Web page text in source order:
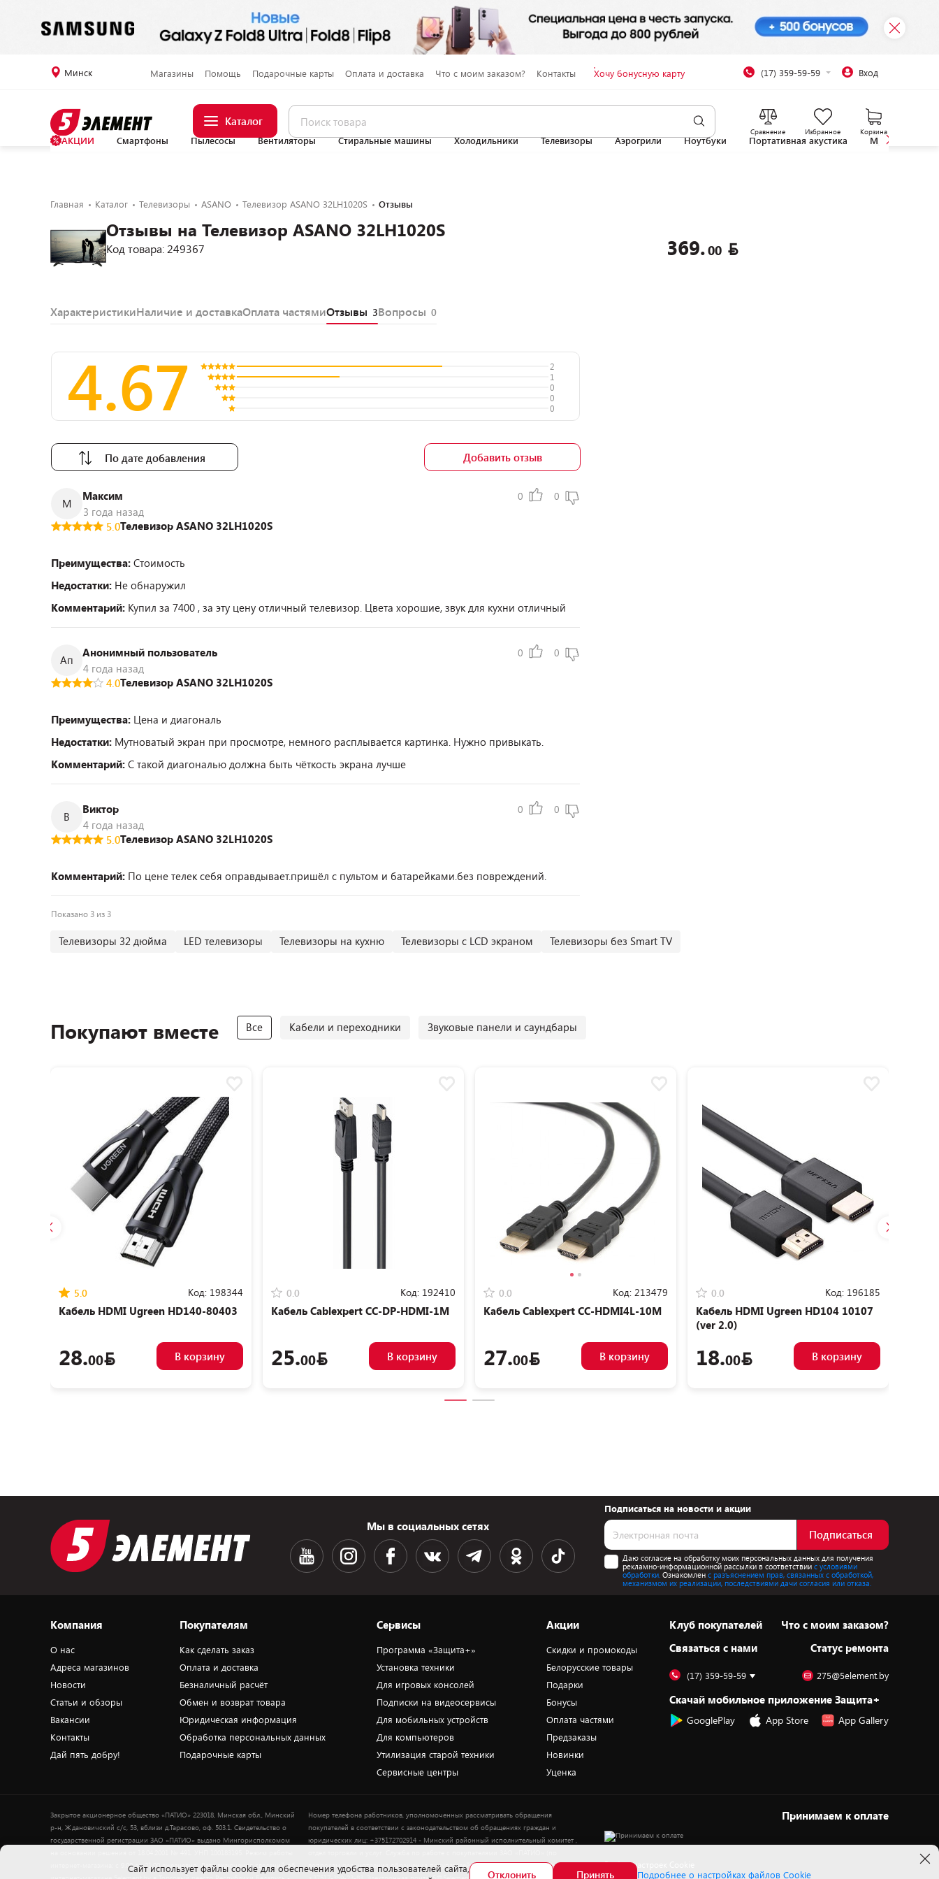
Минск Магазины Помощь Подарочные карты Оплата и доставка Что с моим заказом? Контакты Хочу бонусную карту (17) 359-59-59 Вход
Каталог
Сравнение Избранное Корзина
АКЦИИ Смартфоны Пылесосы Вентиляторы Стиральные машины Холодильники Телевизоры Аэрогрили Ноутбуки Портативная акустика
Главная Каталог Телевизоры ASANO Телевизор ASANO 32LH1020S Отзывы
Отзывы на Телевизор ASANO 32LH1020S
Код товара: 249367 369.00
ХарактеристикиНаличие и доставкаОплата частямиОтзывы 3Вопросы 0
4.67
2
1
0
0
0
По дате добавления Добавить отзыв
М
Максим
3 года назад
0 0
5.0Телевизор ASANO 32LH1020S
Преимущества: Стоимость
Недостатки: Не обнаружил
Комментарий: Купил за 7400 , за эту цену отличный телевизор. Цвета хорошие, звук для кухни отличный
Ап
Анонимный пользователь
4 года назад
0 0
4.0Телевизор ASANO 32LH1020S
Преимущества: Цена и диагональ
Недостатки: Мутноватый экран при просмотре, немного расплывается картинка. Нужно привыкать.
Комментарий: С такой диагональю должна быть чёткость экрана лучше
В
Виктор
4 года назад
0 0
5.0Телевизор ASANO 32LH1020S
Комментарий: По цене телек себя оправдывает.пришёл с пультом и батарейками.без повреждений.
Показано 3 из 3
Телевизоры 32 дюйма LED телевизоры Телевизоры на кухню Телевизоры с LCD экраном Телевизоры без Smart TV
Покупают вместе Все Кабели и переходники Звуковые панели и саундбары
5.0 Код: 198344
Кабель HDMI Ugreen HD140-80403
28.00 В корзину
0.0 Код: 192410
Кабель Cablexpert CC-DP-HDMI-1M
25.00 В корзину
0.0 Код: 213479
Кабель Cablexpert CC-HDMI4L-10M
27.00 В корзину
0.0 Код: 196185
Кабель HDMI Ugreen HD104 10107
(ver 2.0)
18.00 В корзину
Мы в социальных сетях
Подписаться на новости и акции
Подписаться
Даю согласие на обработку моих персональных данных для получения
рекламно-информационной рассылки в соответствиис условиями
обработки. Ознакомлен с разъяснением прав, связанных с обработкой,
механизмом их реализации, последствиями дачи согласия или отказа.
Компания
О нас
Адреса магазинов
Новости
Статьи и обзоры
Вакансии
Контакты
Дай пять добру!
Покупателям
Как сделать заказ
Оплата и доставка
Безналичный расчёт
Обмен и возврат товара
Юридическая информация
Обработка персональных данных
Подарочные карты
Сервисы
Программа «Защита+»
Установка техники
Для игровых консолей
Подписки на видеосервисы
Для мобильных устройств
Для компьютеров
Утилизация старой техники
Сервисные центры
Акции
Скидки и промокоды
Белорусские товары
Подарки
Бонусы
Оплата частями
Предзаказы
Новинки
Уценка
Клуб покупателей
Cвязаться с нами
Что с моим заказом?
Статус ремонта
(17) 359-59-59 275@5element.by
Скачай мобильное приложение Защита+
GooglePlay App Store App Gallery
Закрытое акционерное общество «ПАТИО» 223018, Минская обл., Минский
р-н, Ждановичский с/с, 53, вблизи д.Тарасово, оф. 503.1. Свидетельство о
государственной регистрации ЗАО «ПАТИО» выдано Мингорисполкомом
интернет-магазина: с 9.00 до 21.00 ежедневно. Дата включения сведений об
Номер телефона работников, уполномоченных рассматривать обращения
покупателей в соответствии с законодательством об обращениях граждан и
юридических лиц: +375172702914 - Минский районный исполнительный комитет ,
вопросам рассмотрения обращения покупателей о нарушении их прав): Тел.:
Принимаем к оплате
Выбор настроек Cookie
Cайт использует файлы cookie для обеспечения удобства пользователей сайта,
Отклонить Принять Подробнее о настройках файлов Cookie